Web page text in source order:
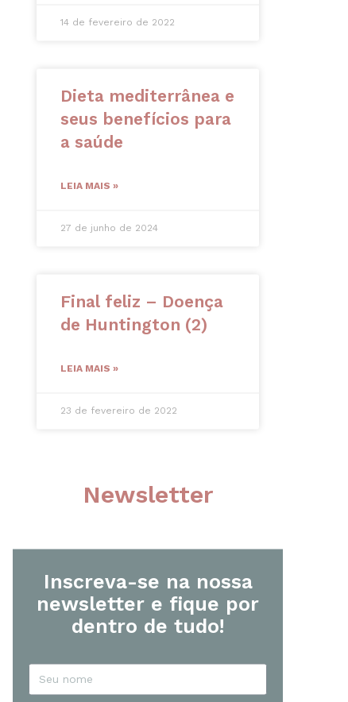
14 de fevereiro de 2022
Dieta mediterrânea e
seus benefícios para
a saúde
LEIA MAIS »
27 de junho de 2024
Final feliz – Doença
de Huntington (2)
LEIA MAIS »
23 de fevereiro de 2022
Newsletter
Inscreva-se na nossa
newsletter e fique por
dentro de tudo!